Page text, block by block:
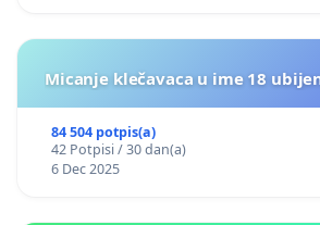
Micanje klečavaca u ime 18
84 504 potpis(a)
42 Potpisi / 30 dan(a)
6 Dec 2025